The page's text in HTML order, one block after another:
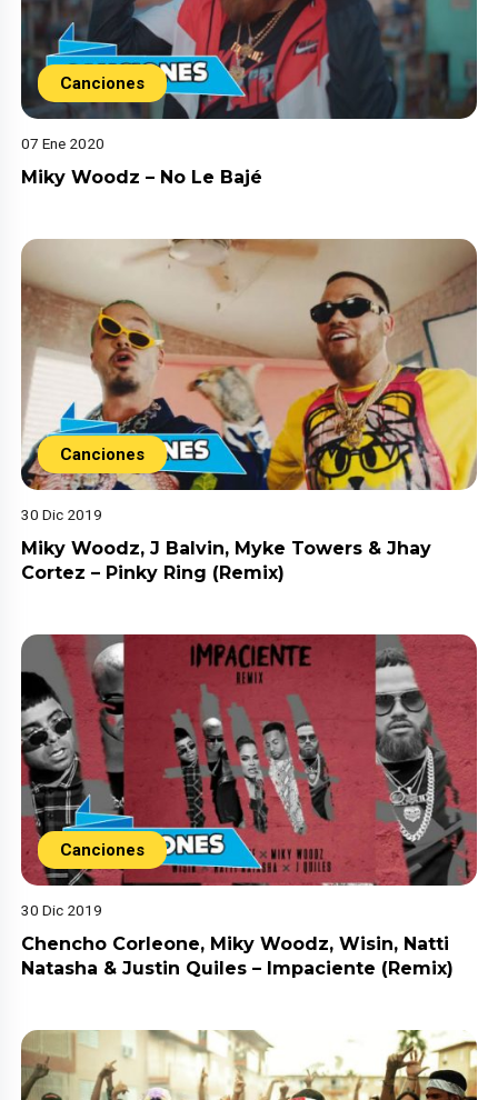
Canciones
07 Ene 2020
Miky Woodz – No Le Bajé
Canciones
30 Dic 2019
Miky Woodz, J Balvin, Myke Towers & Jhay
Cortez – Pinky Ring (Remix)
Canciones
30 Dic 2019
Chencho Corleone, Miky Woodz, Wisin, Natti
Natasha & Justin Quiles – Impaciente (Remix)